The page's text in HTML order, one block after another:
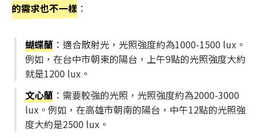
的需求也不一樣 ：
蝴蝶蘭 ：適合散射光，光照強度約為1000-1500 lux。
例如，在台中市朝東的陽台，上午9點的光照強度大約
就是1200 lux。
文心蘭 ：需要較強的光照，光照強度約為2000-3000
lux。例如，在高雄市朝南的陽台，中午12點的光照強
度大約是2500 lux。